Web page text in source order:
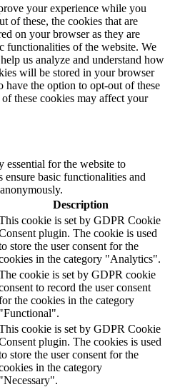
your experience while you
of these, the cookies that are
on your browser as they are
functionalities of the website. We
us analyze and understand how
will be stored in your browser
the option to opt-out of these
these cookies may affect your
essential for the website to
basic functionalities and
Description
cookie is set by GDPR Cookie
plugin. The cookie is used
store the user consent for the
in the category "Analytics".
cookie is set by GDPR cookie
to record the user consent
the cookies in the category
"Functional".
cookie is set by GDPR Cookie
plugin. The cookies is used
store the user consent for the
in the category
"Necessary".